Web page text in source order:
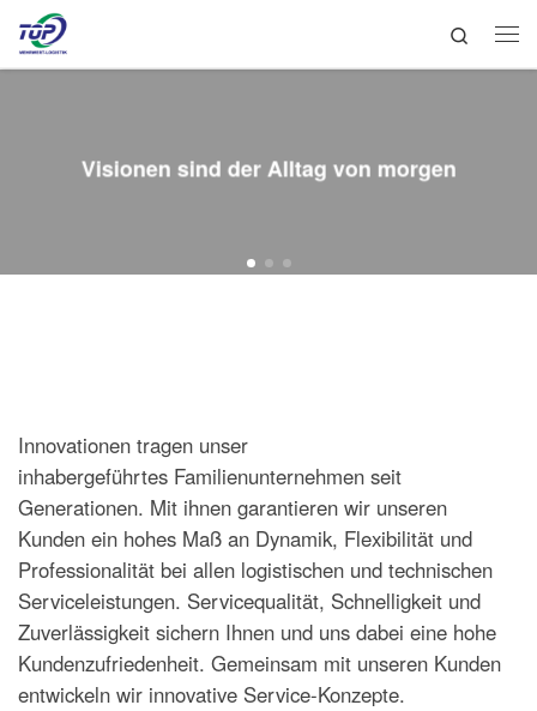
Zum Inhalt springen
Search
Visionen sind der Alltag von morgen
Innovationen tragen unser
inhabergeführtes Familienunternehmen seit
Generationen. Mit ihnen garantieren wir unseren
Kunden ein hohes Maß an Dynamik, Flexibilität und
Professionalität bei allen logistischen und technischen
Serviceleistungen. Servicequalität, Schnelligkeit und
Zuverlässigkeit sichern Ihnen und uns dabei eine hohe
Kundenzufriedenheit. Gemeinsam mit unseren Kunden
entwickeln wir innovative Service-Konzepte.